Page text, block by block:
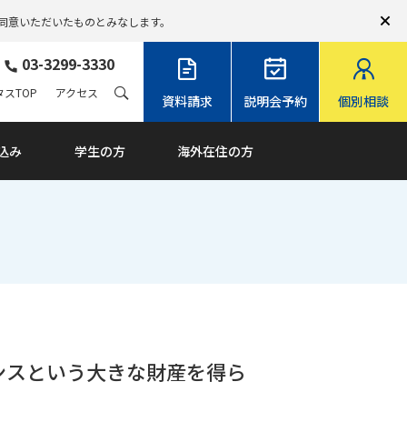
意いただいたものとみなします。
資料請求 説明会予約 個別相談
03-3299-3330
み 学生の方 海外在住の方
スTOP アクセス
という大きな財産を得ら